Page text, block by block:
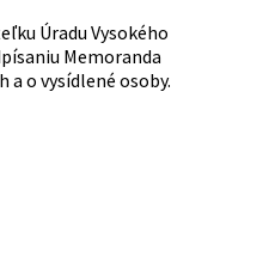
Úradu Vysokého
Memoranda
o vysídlené osoby.